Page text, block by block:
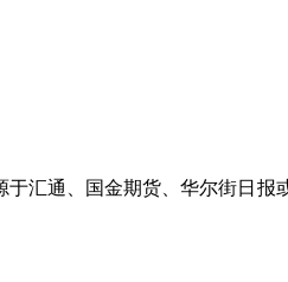
汇通、国金期货、华尔街日报